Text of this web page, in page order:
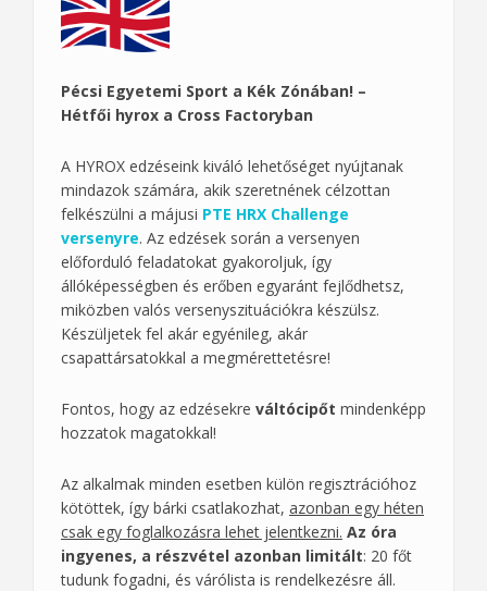
Pécsi Egyetemi Sport a Kék Zónában! –
Hétfői hyrox a Cross Factoryban
A HYROX edzéseink kiváló lehetőséget nyújtanak
mindazok számára, akik szeretnének célzottan
felkészülni a májusi PTE HRX Challenge
versenyre. Az edzések során a versenyen
előforduló feladatokat gyakoroljuk, így
állóképességben és erőben egyaránt fejlődhetsz,
miközben valós versenyszituációkra készülsz.
Készüljetek fel akár egyénileg, akár
csapattársatokkal a megmérettetésre!
Fontos, hogy az edzésekre váltócipőt mindenképp
hozzatok magatokkal!
Az alkalmak minden esetben külön regisztrációhoz
kötöttek, így bárki csatlakozhat, azonban egy héten
csak egy foglalkozásra lehet jelentkezni. Az óra
ingyenes, a részvétel azonban limitált: 20 főt
tudunk fogadni, és várólista is rendelkezésre áll.